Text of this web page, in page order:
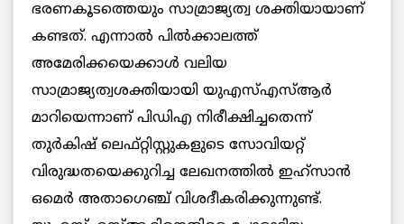
ഭരണകൂടത്തെയും സാമ്രാജ്യത്വ ശക്തിയായാണ്
കണ്ടത്. എന്നാൽ പിൽക്കാലത്ത്
അമേരിക്കയെക്കാൾ വലിയ
സാമ്രാജ്യത്വശക്തിയായി യുഎസ്എസ്ആർ
മാറിയെന്നാണ് പിഡിഎ നിരീക്ഷിച്ചതെന്ന്
തുർകിഷ് ലെഫ്റ്റിസ്റ്റുകളുടെ സോവിയറ്റ്
വിരുദ്ധതയെക്കുറിച്ച ലേഖനത്തിൽ ഇഹ്സാൻ
ഒമെർ അതാഗെഞ്ച് വിശദീകരിക്കുന്നുണ്ട്.